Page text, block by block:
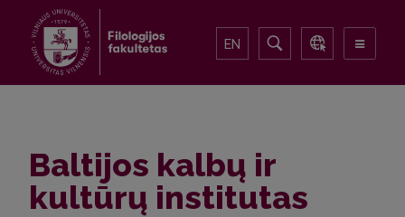
EN
Baltijos kalbų ir
kultūrų institutas